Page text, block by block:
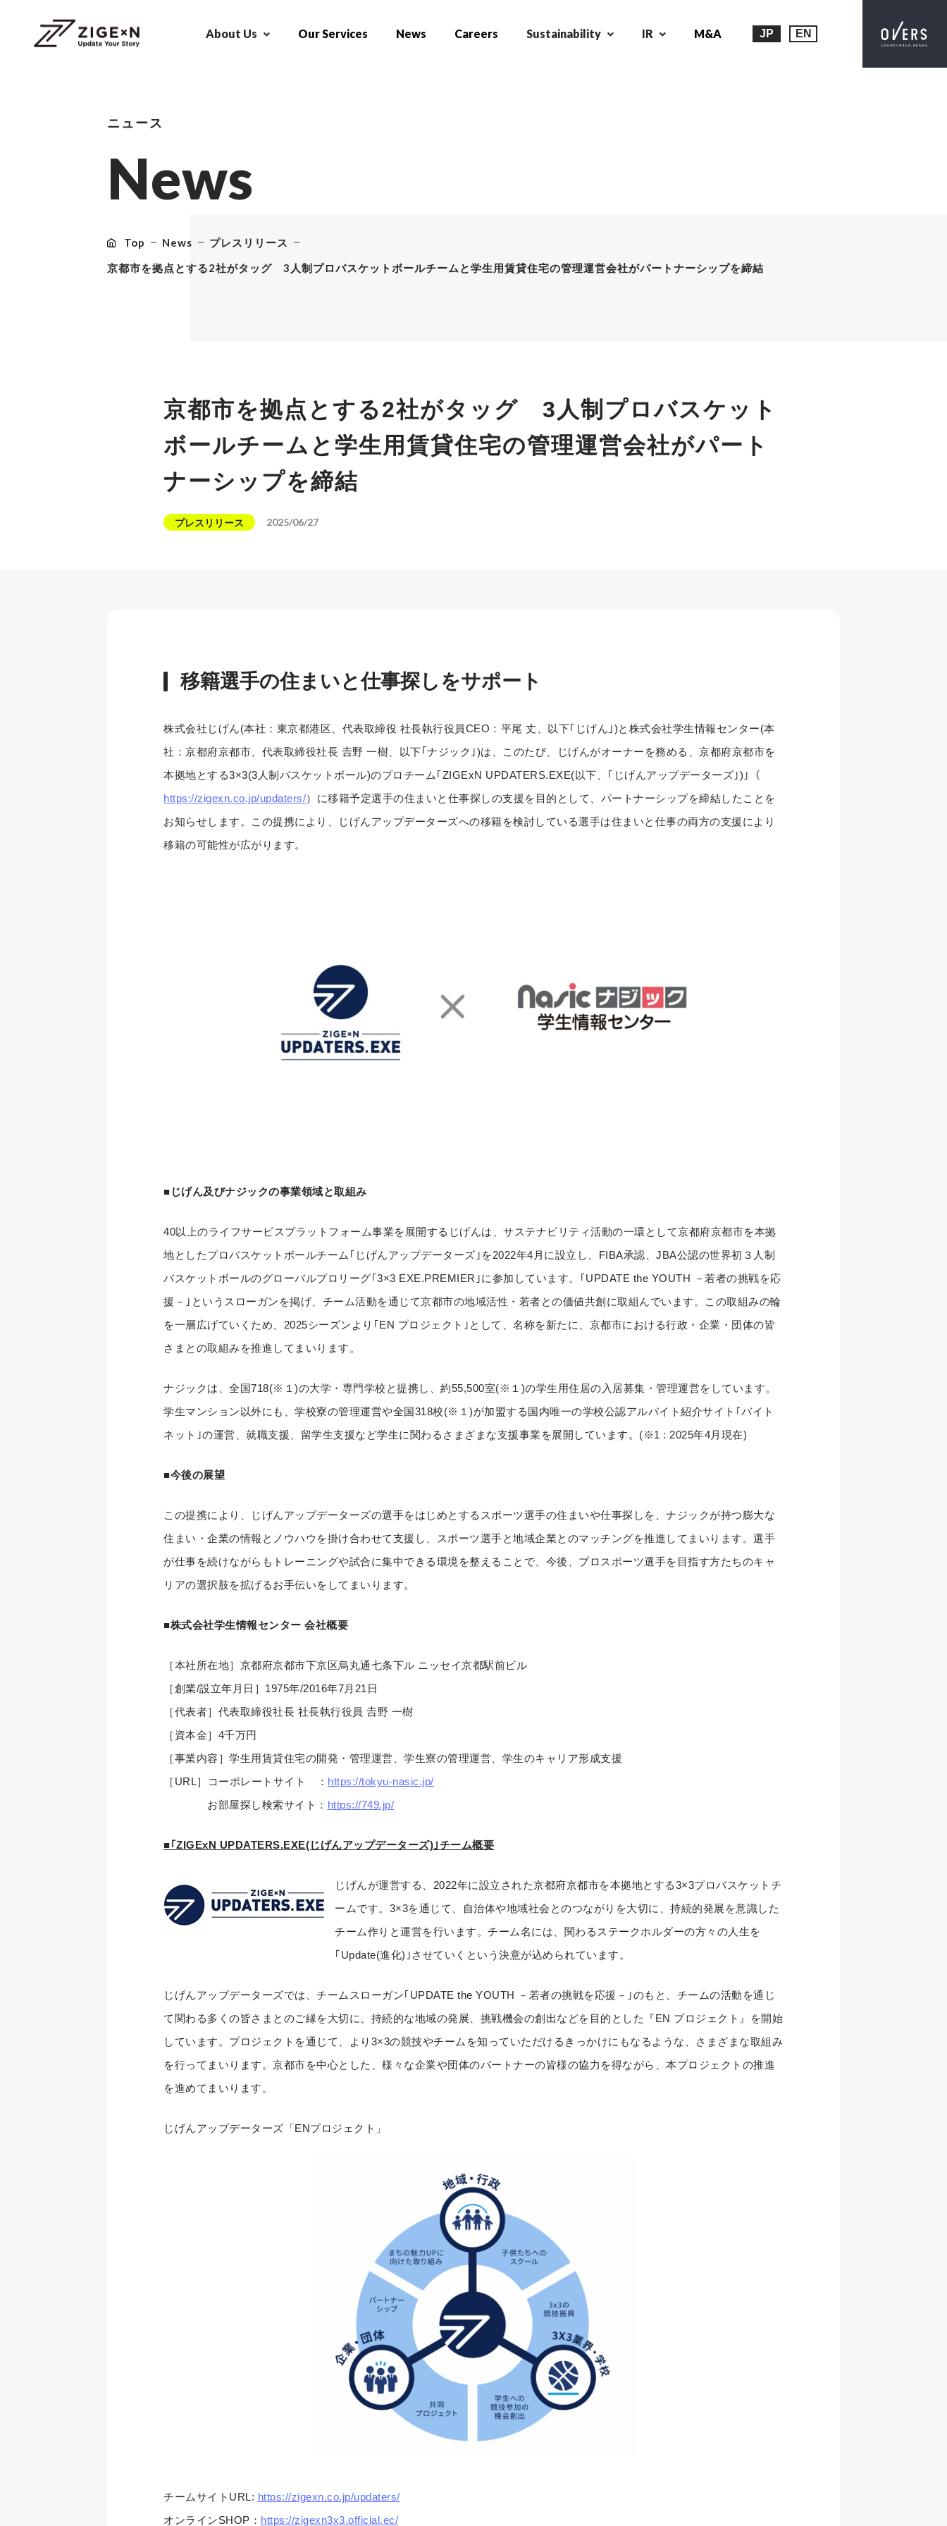
About Us Our Services News Careers Sustainability IR M&A JP EN
ニュース
News
Top News
プレスリリース
京都市を拠点とする2社がタッグ 3人制プロバスケットボールチームと学生用賃貸住宅の管理運営会社がパートナーシップを締結
京都市を拠点とする2社がタッグ 3人制プロバスケット
ボールチームと学生用賃貸住宅の管理運営会社がパート
ナーシップを締結
プレスリリース 2025/06/27
移籍選手の住まいと仕事探しをサポート
株式会社じげん(本社：東京都港区、代表取締役 社長執行役員CEO：平尾 丈、以下｢じげん｣)と株式会社学生情報センター(本
社：京都府京都市、代表取締役社長 𠮷野 一樹、以下｢ナジック｣)は、このたび、じげんがオーナーを務める、京都府京都市を
本拠地とする3×3(3人制バスケットボール)のプロチーム｢ZIGExN UPDATERS.EXE(以下、｢じげんアップデーターズ｣)｣（
https://zigexn.co.jp/updaters/）に移籍予定選手の住まいと仕事探しの支援を目的として、パートナーシップを締結したことを
お知らせします。この提携により、じげんアップデーターズへの移籍を検討している選手は住まいと仕事の両方の支援により
移籍の可能性が広がります。
■じげん及びナジックの事業領域と取組み
40以上のライフサービスプラットフォーム事業を展開するじげんは、サステナビリティ活動の一環として京都府京都市を本拠
地としたプロバスケットボールチーム｢じげんアップデーターズ｣を2022年4月に設立し、FIBA承認、JBA公認の世界初３人制
バスケットボールのグローバルプロリーグ｢3×3 EXE.PREMIER｣に参加しています。｢UPDATE the YOUTH －若者の挑戦を応
援－｣というスローガンを掲げ、チーム活動を通じて京都市の地域活性・若者との価値共創に取組んでいます。この取組みの輪
を一層広げていくため、2025シーズンより｢EN プロジェクト｣として、名称を新たに、京都市における行政・企業・団体の皆
さまとの取組みを推進してまいります。
ナジックは、全国718(※１)の大学・専門学校と提携し、約55,500室(※１)の学生用住居の入居募集・管理運営をしています。
学生マンション以外にも、学校寮の管理運営や全国318校(※１)が加盟する国内唯一の学校公認アルバイト紹介サイト｢バイト
ネット｣の運営、就職支援、留学生支援など学生に関わるさまざまな支援事業を展開しています。(※1 : 2025年4月現在)
■今後の展望
この提携により、じげんアップデーターズの選手をはじめとするスポーツ選手の住まいや仕事探しを、ナジックが持つ膨大な
住まい・企業の情報とノウハウを掛け合わせて支援し、スポーツ選手と地域企業とのマッチングを推進してまいります。選手
が仕事を続けながらもトレーニングや試合に集中できる環境を整えることで、今後、プロスポーツ選手を目指す方たちのキャ
リアの選択肢を拡げるお手伝いをしてまいります。
■株式会社学生情報センター 会社概要
［本社所在地］京都府京都市下京区烏丸通七条下ル ニッセイ京都駅前ビル
［創業/設立年月日］1975年/2016年7月21日
［代表者］代表取締役社長 社長執行役員 𠮷野 一樹
［資本金］4千万円
［事業内容］学生用賃貸住宅の開発・管理運営、学生寮の管理運営、学生のキャリア形成支援
［URL］コーポレートサイト ： https://tokyu-nasic.jp/
お部屋探し検索サイト： https://749.jp/
■｢ZIGExN UPDATERS.EXE(じげんアップデーターズ)｣チーム概要
じげんが運営する、2022年に設立された京都府京都市を本拠地とする3×3プロバスケットチ
ームです。3×3を通じて、自治体や地域社会とのつながりを大切に、持続的発展を意識した
チーム作りと運営を行います。チーム名には、関わるステークホルダーの方々の人生を
｢Update(進化)｣させていくという決意が込められています。
じげんアップデーターズでは、チームスローガン｢UPDATE the YOUTH －若者の挑戦を応援－｣のもと、チームの活動を通じ
て関わる多くの皆さまとのご縁を大切に、持続的な地域の発展、挑戦機会の創出などを目的とした『EN プロジェクト』を開始
しています。プロジェクトを通じて、より3×3の競技やチームを知っていただけるきっかけにもなるような、さまざまな取組み
を行ってまいります。京都市を中心とした、様々な企業や団体のパートナーの皆様の協力を得ながら、本プロジェクトの推進
を進めてまいります。
じげんアップデーターズ「ENプロジェクト」
チームサイトURL: https://zigexn.co.jp/updaters/
オンラインSHOP： https://zigexn3x3.official.ec/